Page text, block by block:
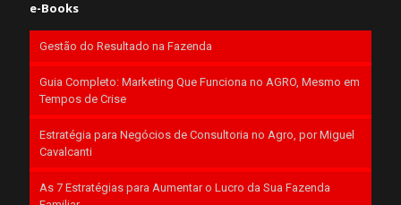
e-Books
Gestão do Resultado na Fazenda
Guia Completo: Marketing Que Funciona no AGRO, Mesmo em
Tempos de Crise
Estratégia para Negócios de Consultoria no Agro, por Miguel
Cavalcanti
As 7 Estratégias para Aumentar o Lucro da Sua Fazenda